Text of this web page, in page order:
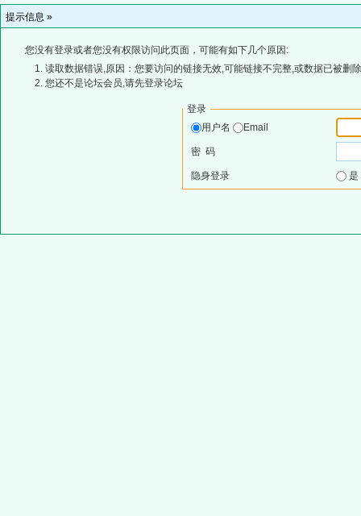
提示信息 »
您没有登录或者您没有权限访问此页面，可能有如下几个原因:
读取数据错误,原因：您要访问的链接无效,可能链接不完整,或数据已被删
您还不是论坛会员,请先登录论坛
登录
用户名
Email
密 码
隐身登录